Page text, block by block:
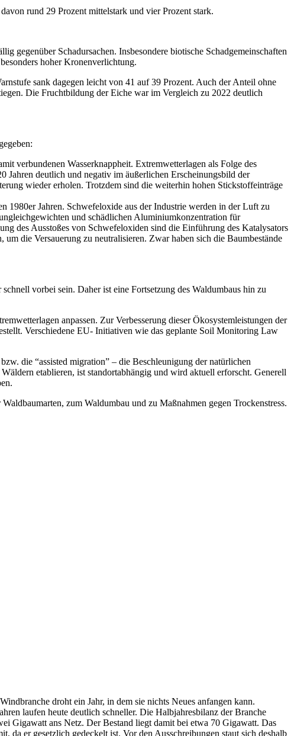
rund 29 Prozent mittelstark und vier Prozent stark.
gegenüber Schadursachen. Insbesondere biotische Schadgemeinschaften
hoher Kronenverlichtung.
sank dagegen leicht von 41 auf 39 Prozent. Auch der Anteil ohne
Die Fruchtbildung der Eiche war im Vergleich zu 2022 deutlich
verbundenen Wasserknappheit. Extremwetterlagen als Folge des
deutlich und negativ im äußerlichen Erscheinungsbild der
wieder erholen. Trotzdem sind die weiterhin hohen Stickstoffeinträge
1980er Jahren. Schwefeloxide aus der Industrie werden in der Luft zu
und schädlichen Aluminiumkonzentration für
des Ausstoßes von Schwefeloxiden sind die Einführung des Katalysators
die Versauerung zu neutralisieren. Zwar haben sich die Baumbestände
vorbei sein. Daher ist eine Fortsetzung des Waldumbaus hin zu
anpassen. Zur Verbesserung dieser Ökosystemleistungen der
Verschiedene EU- Initiativen wie das geplante Soil Monitoring Law
die “assisted migration” – die Beschleunigung der natürlichen
etablieren, ist standortabhängig und wird aktuell erforscht. Generell
zum Waldumbau und zu Maßnahmen gegen Trockenstress.
droht ein Jahr, in dem sie nichts Neues anfangen kann.
laufen heute deutlich schneller. Die Halbjahresbilanz der Branche
Gigawatt ans Netz. Der Bestand liegt damit bei etwa 70 Gigawatt. Das
da er gesetzlich gedeckelt ist. Vor den Ausschreibungen staut sich deshalb